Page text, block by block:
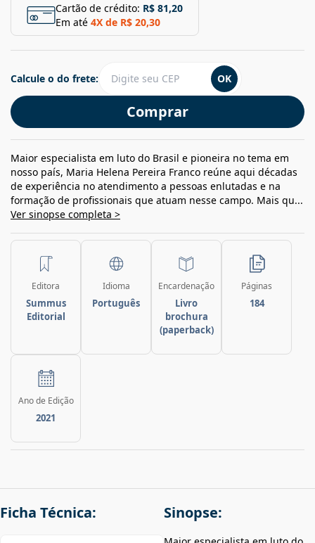
Cartão de crédito: R$ 81,20
Em até 4X de R$ 20,30
Comprar
Calcule o do frete: OK
Maior especialista em luto do Brasil e pioneira no tema em
nosso país, Maria Helena Pereira Franco reúne aqui décadas
de experiência no atendimento a pessoas enlutadas e na
formação de profissionais que atuam nesse campo. Mais qu...
Ver sinopse completa >
Editora
Summus
Editorial
Idioma
Português
Encardenação
Livro
brochura
(paperback)
Páginas
184
Ano de Edição
2021
Ficha Técnica: Sinopse: